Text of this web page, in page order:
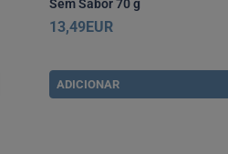
Sem Sabor 70 g
13,49EUR
ADICIONAR